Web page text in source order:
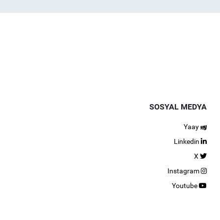
SOSYAL MEDYA
Yaay
Linkedin
X
Instagram
Youtube